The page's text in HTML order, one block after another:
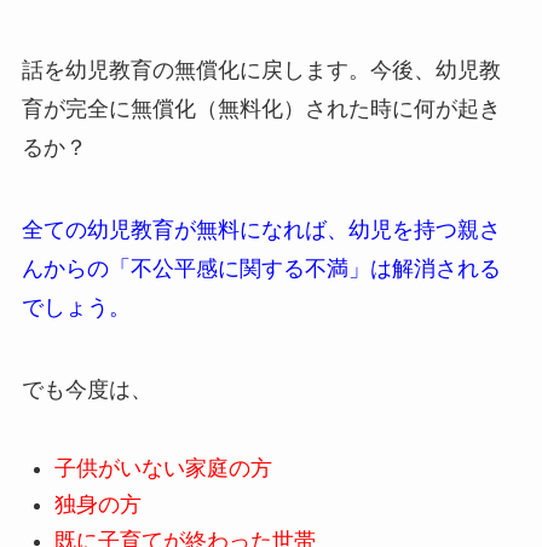
話を幼児教育の無償化に戻します。今後、幼児教
育が完全に無償化（無料化）された時に何が起き
るか？
全ての幼児教育が無料になれば、幼児を持つ親さ
んからの「不公平感に関する不満」は解消される
でしょう。
でも今度は、
子供がいない家庭の方
独身の方
既に子育てが終わった世帯